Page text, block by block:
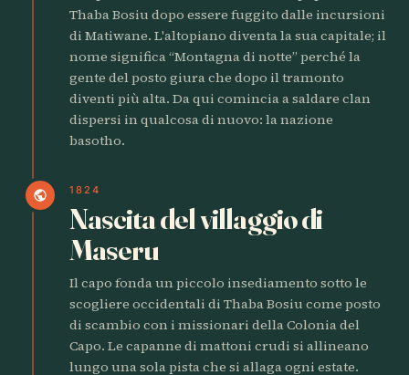
Thaba Bosiu dopo essere fuggito dalle incursioni
di Matiwane. L'altopiano diventa la sua capitale; il
nome significa “Montagna di notte” perché la
gente del posto giura che dopo il tramonto
diventi più alta. Da qui comincia a saldare clan
dispersi in qualcosa di nuovo: la nazione
basotho.
public 1824
Nascita del villaggio di
Maseru
Il capo fonda un piccolo insediamento sotto le
scogliere occidentali di Thaba Bosiu come posto
di scambio con i missionari della Colonia del
Capo. Le capanne di mattoni crudi si allineano
lungo una sola pista che si allaga ogni estate.